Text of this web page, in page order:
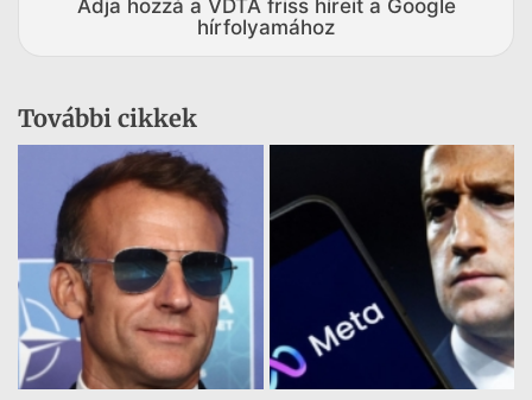
Adja hozzá a VDTA friss híreit a Google
hírfolyamához
További cikkek